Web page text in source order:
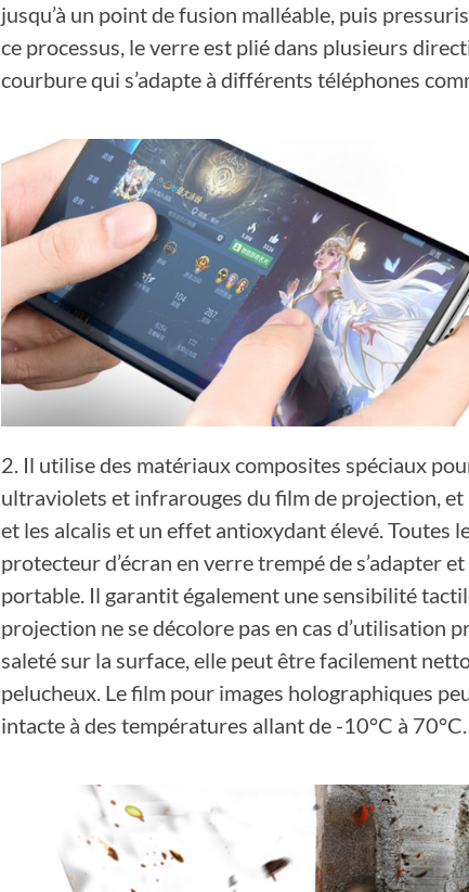
jusqu’à un point de fusion malléable, puis
ce processus, le verre est plié dans plusieurs
courbure qui s’adapte à différents téléphones
2. Il utilise des matériaux composites spéciaux
ultraviolets et infrarouges du film de projection,
et les alcalis et un effet antioxydant élevé. Toutes
protecteur d’écran en verre trempé de s’adapter
portable. Il garantit également une sensibilité
projection ne se décolore pas en cas d’utilisation
saleté sur la surface, elle peut être facilement
pelucheux. Le film pour images holographiques
intacte à des températures allant de -10°C à 70°C.